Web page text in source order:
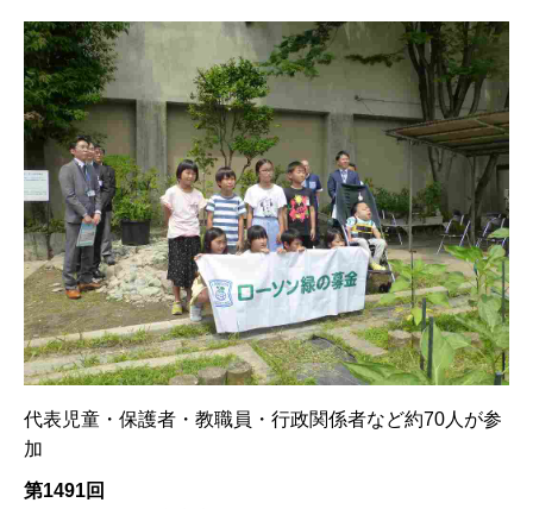
代表児童・保護者・教職員・行政関係者など約70人が参
加
第1491回